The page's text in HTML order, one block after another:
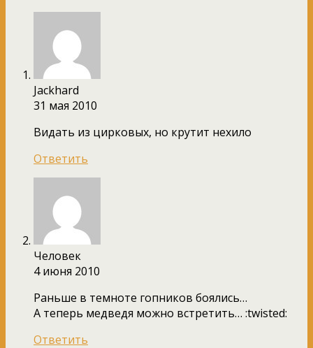
Jackhard
31 мая 2010
Видать из цирковых, но крутит нехило
Ответить
Человек
4 июня 2010
Раньше в темноте гопников боялись…
А теперь медведя можно встретить… :twisted:
Ответить